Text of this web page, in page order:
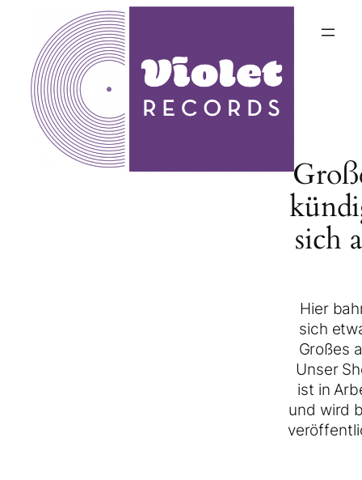
sich
Hier
sich
Großes
Unser
ist in
und wird